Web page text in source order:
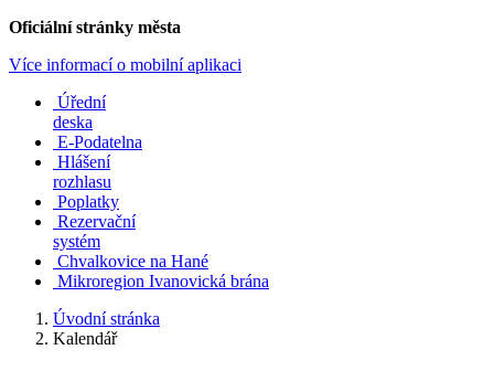
Oficiální stránky města
Více informací o mobilní aplikaci
Úřední
deska
E-Podatelna
Hlášení
rozhlasu
Poplatky
Rezervační
systém
Chvalkovice na Hané
Mikroregion Ivanovická brána
Úvodní stránka
Kalendář